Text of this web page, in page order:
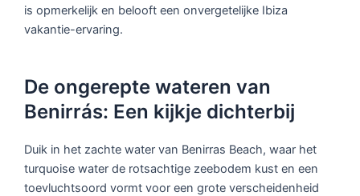
is opmerkelijk en belooft een onvergetelijke Ibiza
vakantie-ervaring.
De ongerepte wateren van
Benirrás: Een kijkje dichterbij
Duik in het zachte water van Benirras Beach, waar het
turquoise water de rotsachtige zeebodem kust en een
toevluchtsoord vormt voor een grote verscheidenheid